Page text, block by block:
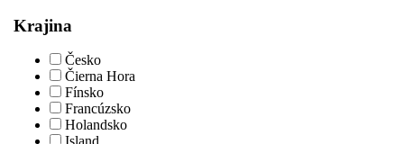
Krajina
Česko
Čierna Hora
Fínsko
Francúzsko
Holandsko